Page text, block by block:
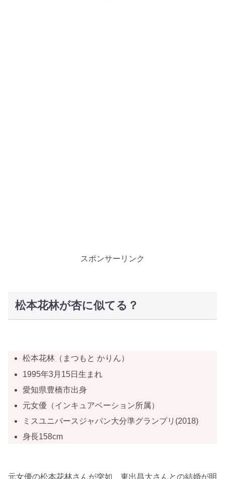
スポンサーリンク
松本花林が杏に似てる？
松本花林（まつもと かりん）
1995年3月15日生まれ
愛知県豊橋市出身
元女優（インキュアベーション所属）
ミスユニバースジャパン大分準グランプリ(2018)
身長158cm
元女優の松本花林さんが突如、東出昌大さんとの結婚が明